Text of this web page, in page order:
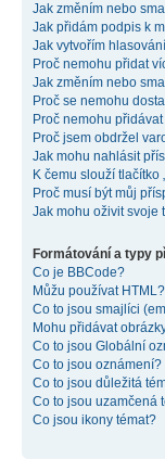
Jak změním nebo
Jak přidám podpis k
Jak vytvořím
Proč nemohu přidat
Jak změním nebo
Proč se nemohu
Proč nemohu
Proč jsem obdržel
Jak mohu nahlásit
K čemu slouží tlačítko
Proč musí být můj
Jak mohu oživit svoje
Formátování a typy
Co je BBCode?
Můžu používat HTML?
Co to jsou smajlíci
Mohu přidávat
Co to jsou Globální
Co to jsou oznámení?
Co to jsou důležitá
Co to jsou uzamčená
Co jsou ikony témat?